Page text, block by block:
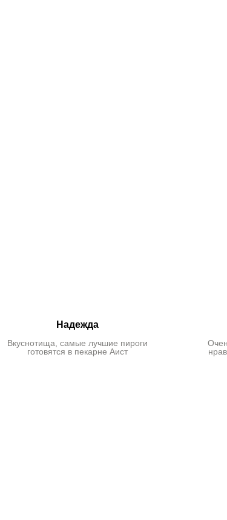
Надежда
Вкуснотища, самые лучшие пироги
готовятся в пекарне Аист